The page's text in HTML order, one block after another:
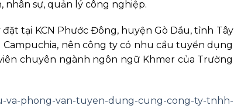
sự, quản lý công nghiệp.
tại KCN Phước Đông, huyện Gò Dầu, tỉnh Tây
nên công ty có nhu cầu tuyển dụng
chuyên ngành ngôn ngữ Khmer của Trường
va-phong-van-tuyen-dung-cung-cong-ty-tnhh-